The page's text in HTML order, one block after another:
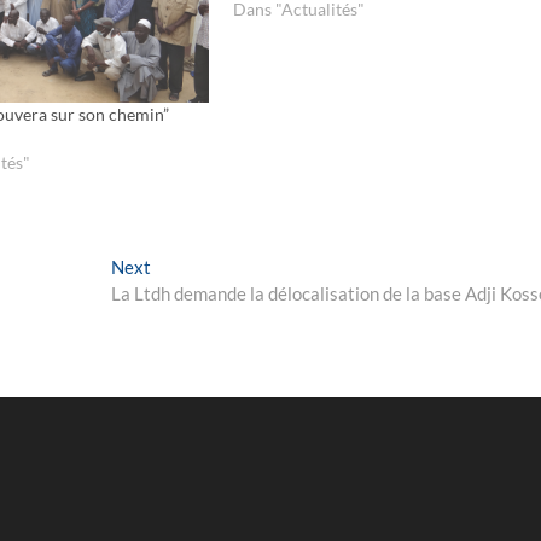
sur son chemin”
Dans "Actualités"
Next
post:
La Ltdh demande la délocalisation de la base Adji